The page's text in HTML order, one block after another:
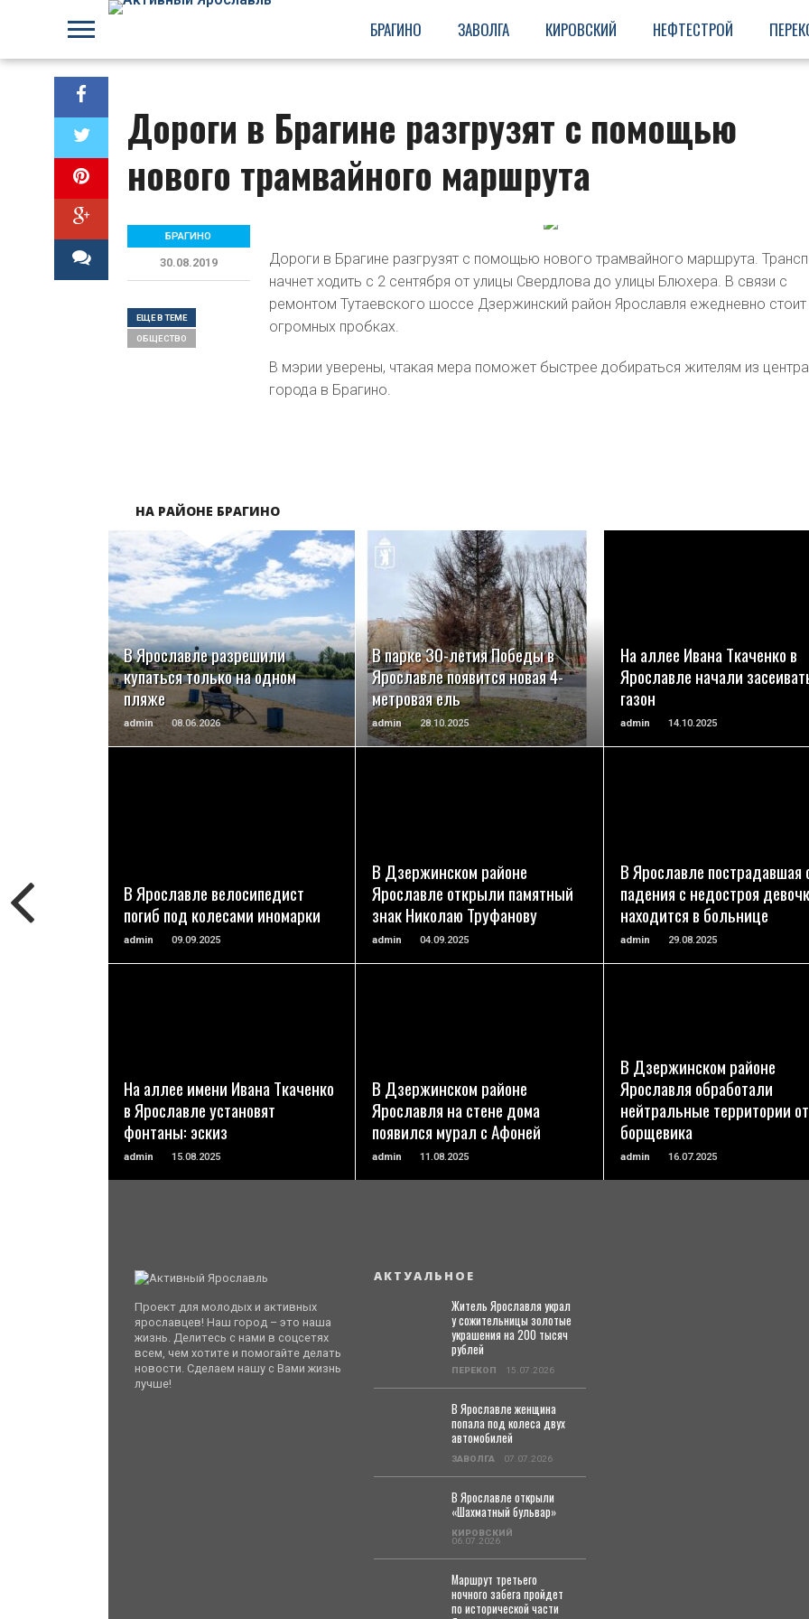
БРАГИНО ЗАВОЛГА КИРОВСКИЙ НЕФТЕСТРОЙ
Дороги в Брагине разгрузят с помощью
нового трамвайного маршрута
Дороги в Брагине разгрузят с помощью нового трамвайного маршрута.
начнет ходить с 2 сентября от улицы Свердлова до улицы Блюхера. В связи с
ремонтом Тутаевского шоссе Дзержинский район Ярославля ежедневно стоит
огромных пробках.
В мэрии уверены, чтакая мера поможет быстрее добираться жителям из центра
города в Брагино.
БРАГИНО
30.08.2019
ЕЩЕ В ТЕМЕ
ОБЩЕСТВО
НА РАЙОНЕ БРАГИНО
В Ярославле разрешили
купаться только на одном
пляже
admin 08.06.2026
ПОДРОБНЕЕ
В парке 30-летия Победы в
Ярославле появится новая 4-
метровая ель
admin 28.10.2025
ПОДРОБНЕЕ
На аллее Ивана Ткаченко в
Ярославле начали
газон
admin 14.10.2025
В Ярославле велосипедист
погиб под колесами иномарки
admin 09.09.2025
В Дзержинском районе
Ярославле открыли памятный
знак Николаю Труфанову
admin 04.09.2025
В Ярославле пострадавшая
падения с недостроя
находится в больнице
admin 29.08.2025
На аллее имени Ивана Ткаченко
в Ярославле установят
фонтаны: эскиз
admin 15.08.2025
В Дзержинском районе
Ярославля на стене дома
появился мурал с Афоней
admin 11.08.2025
В Дзержинском районе
Ярославля обработали
нейтральные территории от
борщевика
admin 16.07.2025
Проект для молодых и активных
ярославцев! Наш город – это наша
жизнь. Делитесь с нами в соцсетях
всем, чем хотите и помогайте делать
новости. Сделаем нашу с Вами жизнь
лучше!
АКТУАЛЬНОЕ
Житель Ярославля украл
у сожительницы золотые
украшения на 200 тысяч
рублей
ПЕРЕКОП 15.07.2026
В Ярославле женщина
попала под колеса двух
автомобилей
ЗАВОЛГА 07.07.2026
В Ярославле открыли
«Шахматный бульвар»
КИРОВСКИЙ
06.07.2026
Маршрут третьего
ночного забега пройдет
по исторической части